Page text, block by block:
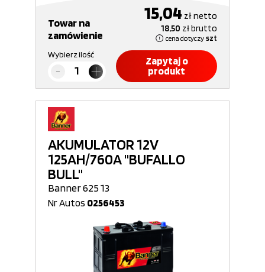
Towar na
zamówienie
15,04 złnetto
18,50 złbrutto
cena dotyczy szt
Wybierz ilość
Zapytaj o
produkt
AKUMULATOR 12V
125AH/760A "BUFALLO
BULL"
Banner 625 13
Nr Autos 0256453